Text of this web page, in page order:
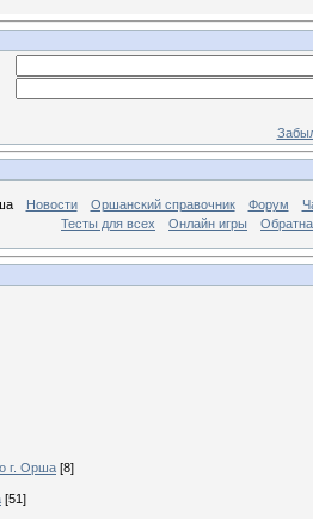
Новости Оршанский справочник Форум
Тесты для всех
Онлайн игры
г. Орша [8]
[51]